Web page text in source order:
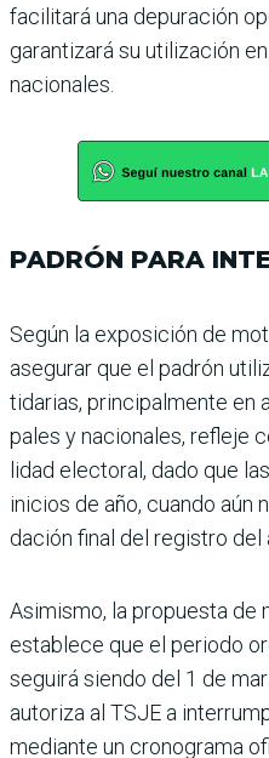
facilitará una depuración
garantizará su utili­zación
nacionales.
PADRÓN PARA
Según la exposición de
asegurar que el padrón
tidarias, principalmente
pales y nacionales, refleje
lidad electoral, dado que
inicios de año, cuando aún
dación final del registro del
Asimismo, la propuesta
establece que el periodo
seguirá siendo del 1 de
autoriza al TSJE a
mediante un crono­grama